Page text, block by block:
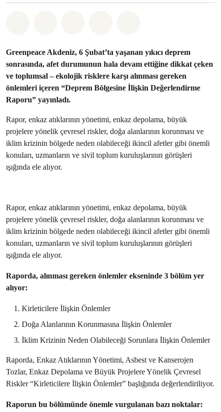
Greenpeace Akdeniz, 6 Şubat’ta yaşanan yıkıcı deprem
sonrasında, afet durumunun hala devam ettiğine dikkat çeken
ve toplumsal – ekolojik risklere karşı alınması gereken
önlemleri içeren “Deprem Bölgesine İlişkin Değerlendirme
Raporu” yayınladı.
Rapor, enkaz atıklarının yönetimi, enkaz depolama, büyük
projelere yönelik çevresel riskler, doğa alanlarının korunması ve
iklim krizinin bölgede neden olabileceği ikincil afetler gibi önemli
konuları, uzmanların ve sivil toplum kuruluşlarının görüşleri
ışığında ele alıyor.
Rapor, enkaz atıklarının yönetimi, enkaz depolama, büyük
projelere yönelik çevresel riskler, doğa alanlarının korunması ve
iklim krizinin bölgede neden olabileceği ikincil afetler gibi önemli
konuları, uzmanların ve sivil toplum kuruluşlarının görüşleri
ışığında ele alıyor.
Raporda, alınması gereken önlemler ekseninde 3 bölüm yer
alıyor:
Kirleticilere İlişkin Önlemler
Doğa Alanlarının Korunmasına İlişkin Önlemler
İklim Krizinin Neden Olabileceği Sorunlara İlişkin Önlemler
Raporda, Enkaz Atıklarının Yönetimi, Asbest ve Kanserojen
Tozlar, Enkaz Depolama ve Büyük Projelere Yönelik Çevresel
Riskler “Kirleticilere İlişkin Önlemler” başlığında değerlendiriliyor.
Raporun bu bölümünde önemle vurgulanan bazı noktalar: